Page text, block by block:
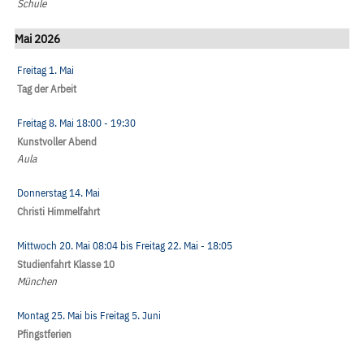
Schule
Mai 2026
Freitag 1. Mai
Tag der Arbeit
Freitag 8. Mai 18:00- 19:30
Kunstvoller Abend
Aula
Donnerstag 14. Mai
Christi Himmelfahrt
Mittwoch 20. Mai 08:04 bis Freitag 22. Mai - 18:05
Studienfahrt Klasse 10
München
Montag 25. Mai bis Freitag 5. Juni
Pfingstferien